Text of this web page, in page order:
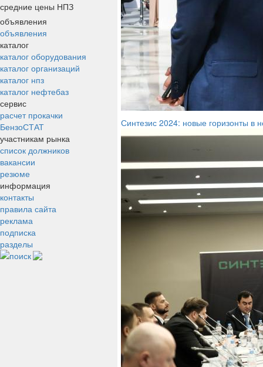
средние цены НПЗ
объявления
объявления
каталог
каталог оборудования
каталог организаций
каталог нпз
каталог нефтебаз
сервис
расчет прокачки
БензоСТАТ
участникам рынка
список должников
вакансии
резюме
информация
контакты
правила сайта
реклама
подписка
разделы
поиск
Синтезис 2024: новые горизонты в